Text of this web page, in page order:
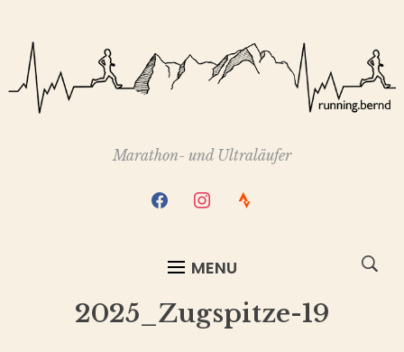
Marathon- und Ultraläufer
facebookinstagram
strava
MENU
2025_Zugspitze-19